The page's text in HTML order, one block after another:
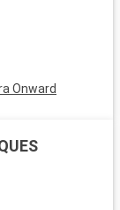
Onward